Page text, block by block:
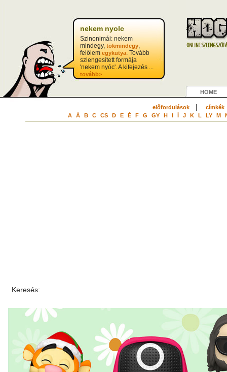
nekem nyolc
Szinonimái: nekem
mindegy, tökmindegy,
felőlem egykutya. Tovább
szlengesített formája
'nekem nyóc'. A kifejezés ...
tovább>
HOME
előfordulások| címkék
A Á B C CS D E É F G GY H I Í J K L LY M
Keresés: